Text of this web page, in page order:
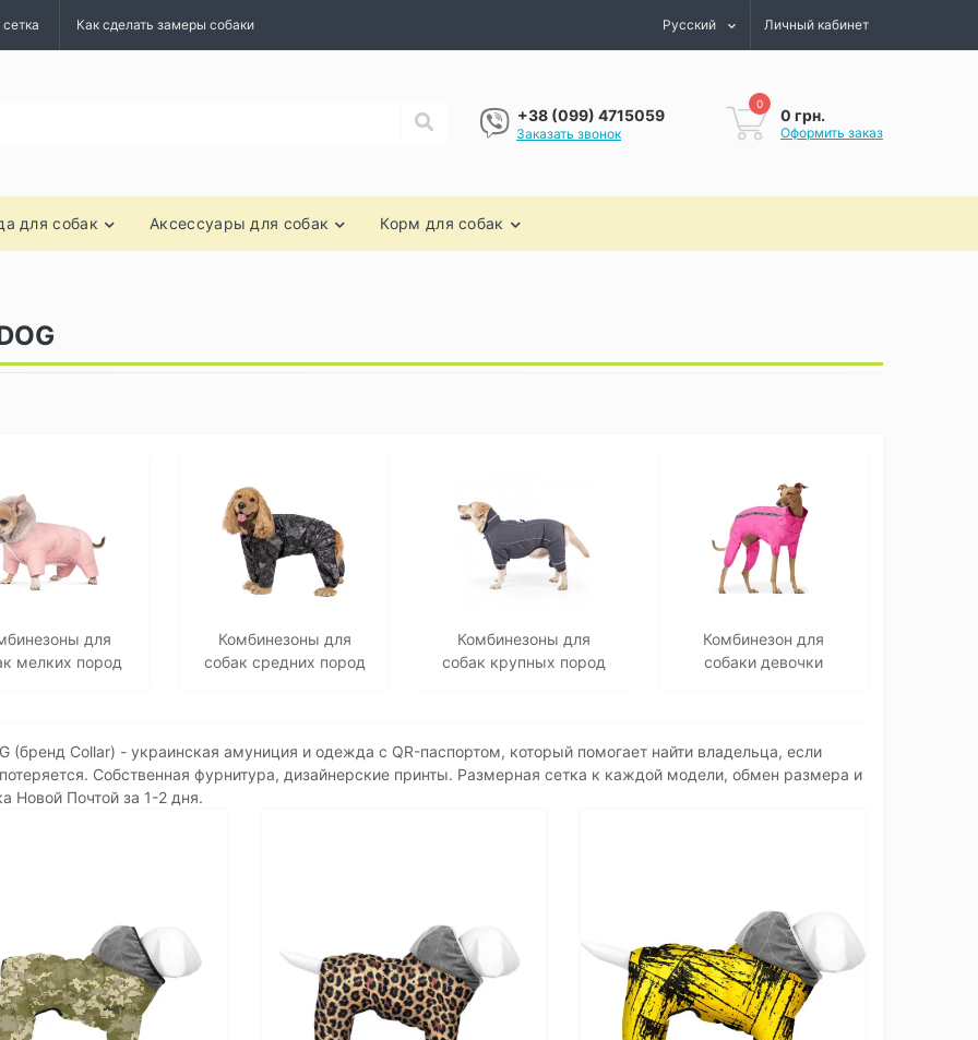
Как сделать замеры собаки Русский Личный кабинет
+38 (099) 4715059
Заказать звонок
0
0 грн.
Оформить заказ
для собак Аксессуары для собак Корм для собак
для
мелких пород
Комбинезоны для
собак средних пород
Комбинезоны для
собак крупных пород
Комбинезон для
собаки девочки
(бренд Collar) - украинская амуниция и одежда с QR-паспортом, который помогает найти владельца, если
Собственная фурнитура, дизайнерские принты. Размерная сетка к каждой модели, обмен размера и
Новой Почтой за 1-2 дня.